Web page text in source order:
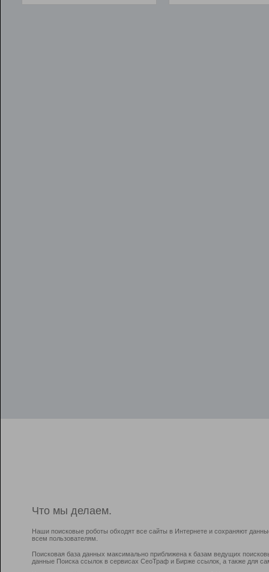
Что мы делаем.
Наши поисковые роботы обходят все сайты в Интернете и сохраняют
всем пользователям.
Поисковая база данных максимально приближена к базам ведущих
данные Поиска ссылок в сервисах СеоТраф и Бирже ссылок, а также для